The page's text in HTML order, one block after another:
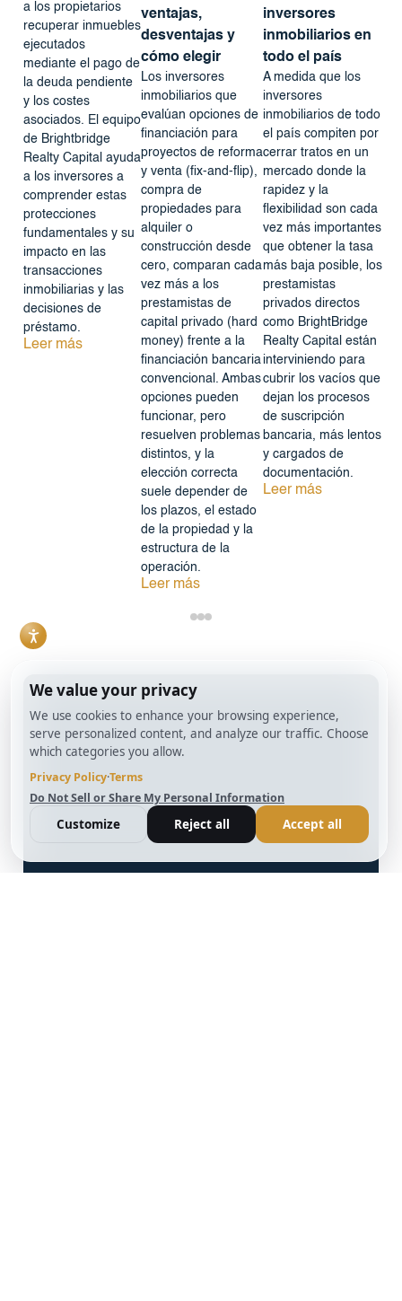
a los propietarios
recuperar inmuebles
ejecutados
mediante el pago de
la deuda pendiente
y los costes
asociados. El equipo
de Brightbridge
Realty Capital ayuda
a los inversores a
comprender estas
protecciones
fundamentales y su
impacto en las
transacciones
inmobiliarias y las
decisiones de
préstamo.
Leer más
ventajas,
desventajas y
cómo elegir
Los inversores
inmobiliarios que
evalúan opciones de
financiación para
proyectos de reforma
y venta (fix-and-flip),
compra de
propiedades para
alquiler o
construcción desde
cero, comparan cada
vez más a los
prestamistas de
capital privado (hard
money) frente a la
financiación bancaria
convencional. Ambas
opciones pueden
funcionar, pero
resuelven problemas
distintos, y la
elección correcta
suele depender de
los plazos, el estado
de la propiedad y la
estructura de la
operación.
Leer más
inversores
inmobiliarios en
todo el país
A medida que los
inversores
inmobiliarios de todo
el país compiten por
cerrar tratos en un
mercado donde la
rapidez y la
flexibilidad son cada
vez más importantes
que obtener la tasa
más baja posible, los
prestamistas
privados directos
como BrightBridge
Realty Capital están
interviniendo para
cubrir los vacíos que
dejan los procesos
de suscripción
bancaria, más lentos
y cargados de
documentación.
Leer más
info@BrightBridgeRealtyCapital.com